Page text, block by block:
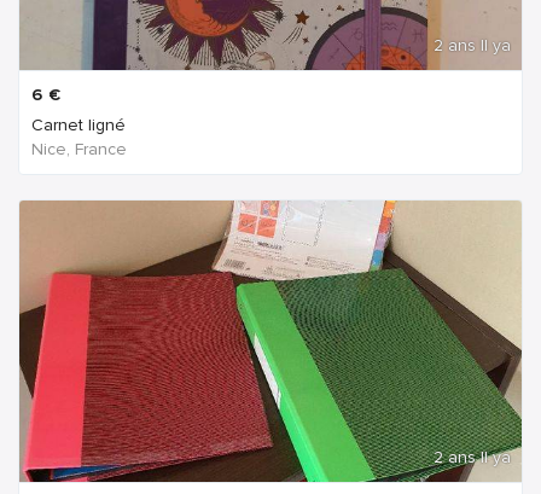
2 ans Il ya
6 €
Carnet ligné
Nice, France
2 ans Il ya